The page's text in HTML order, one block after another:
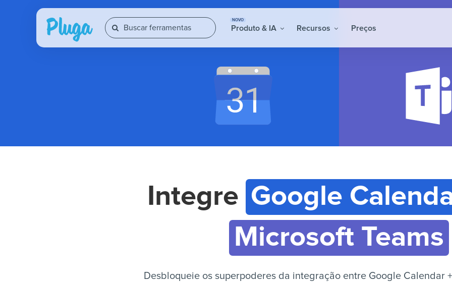
NOVO
Produto & IA Recursos Preços
Integre Google
Microsoft Teams
Desbloqueie os superpoderes da integração entre Google Calendar